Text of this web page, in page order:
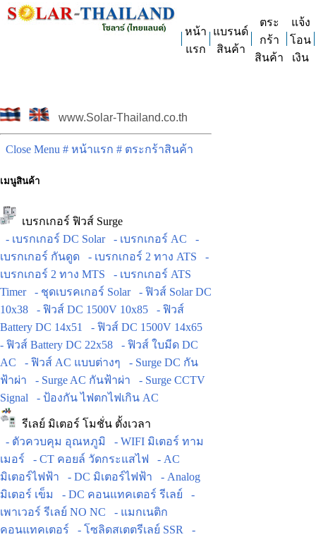
หน้า
แรก
แบรนด์
สินค้า
ตระ
กร้า
สินค้า
แจ้ง
โอน
เงิน
www.Solar-Thailand.co.th
Close Menu # หน้าแรก # ตระกร้าสินค้า
เมนูสินค้า
เบรกเกอร์ ฟิวส์ Surge
- เบรกเกอร์ DC Solar
- เบรกเกอร์ AC
-
เบรกเกอร์ กันดูด
- เบรกเกอร์ 2 ทาง ATS
-
เบรกเกอร์ 2 ทาง MTS
- เบรกเกอร์ ATS
Timer
- ชุดเบรคเกอร์ Solar
- ฟิวส์ Solar DC
10x38
- ฟิวส์ DC 1500V 10x85
- ฟิวส์
Battery DC 14x51
- ฟิวส์ DC 1500V 14x65
- ฟิวส์ Battery DC 22x58
- ฟิวส์ ใบมีด DC
AC
- ฟิวส์ AC แบบต่างๆ
- Surge DC กัน
ฟ้าผ่า
- Surge AC กันฟ้าผ่า
- Surge CCTV
Signal
- ป้องกัน ไฟตกไฟเกิน AC
รีเลย์ มิเตอร์ โมชั่น ตั้งเวลา
- ตัวควบคุม อุณหภูมิ
- WIFI มิเตอร์ ทาม
เมอร์
- CT คอยล์ วัดกระแสไฟ
- AC
มิเตอร์ไฟฟ้า
- DC มิเตอร์ไฟฟ้า
- Analog
มิเตอร์ เข็ม
- DC คอนแทคเตอร์ รีเลย์
-
เพาเวอร์ รีเลย์ NO NC
- แมกเนติก
คอนแทคเตอร์
- โซลิดสเตตรีเลย์ SSR
-